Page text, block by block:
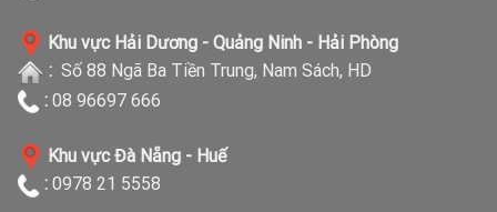
Khu vực Hải Dương - Quảng Ninh - Hải Phòng
: Số 88 Ngã Ba Tiền Trung, Nam Sách, HD
: 08 96697 666
Khu vực Đà Nẵng - Huế
: 0978 21 5558